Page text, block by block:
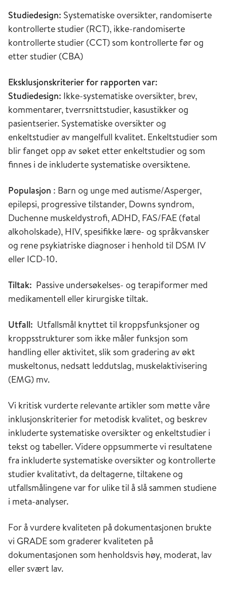
Studiedesign: Systematiske oversikter, randomiserte
kontrollerte studier (RCT), ikke-randomiserte
kontrollerte studier (CCT) som kontrollerte før og
etter studier (CBA)
Eksklusjonskriterier for rapporten var:
Studiedesign: Ikke-systematiske oversikter, brev,
kommentarer, tverrsnittstudier, kasustikker og
pasientserier. Systematiske oversikter og
enkeltstudier av mangelfull kvalitet. Enkeltstudier som
blir fanget opp av søket etter enkeltstudier og som
finnes i de inkluderte systematiske oversiktene.
Populasjon : Barn og unge med autisme/Asperger,
epilepsi, progressive tilstander, Downs syndrom,
Duchenne muskeldystrofi, ADHD, FAS/FAE (føtal
alkoholskade), HIV, spesifikke lære- og språkvansker
og rene psykiatriske diagnoser i henhold til DSM IV
eller ICD-10.
Tiltak: Passive undersøkelses- og terapiformer med
medikamentell eller kirurgiske tiltak.
Utfall: Utfallsmål knyttet til kroppsfunksjoner og
kroppsstrukturer som ikke måler funksjon som
handling eller aktivitet, slik som gradering av økt
muskeltonus, nedsatt leddutslag, muskelaktivisering
(EMG) mv.
Vi kritisk vurderte relevante artikler som møtte våre
inklusjonskriterier for metodisk kvalitet, og beskrev
inkluderte systematiske oversikter og enkeltstudier i
tekst og tabeller. Videre oppsummerte vi resultatene
fra inkluderte systematiske oversikter og kontrollerte
studier kvalitativt, da deltagerne, tiltakene og
utfallsmålingene var for ulike til å slå sammen studiene
i meta-analyser.
For å vurdere kvaliteten på dokumentasjonen brukte
vi GRADE som graderer kvaliteten på
dokumentasjonen som henholdsvis høy, moderat, lav
eller svært lav.